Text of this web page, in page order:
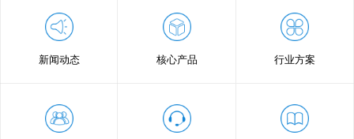
新闻动态 核心产品 行业方案